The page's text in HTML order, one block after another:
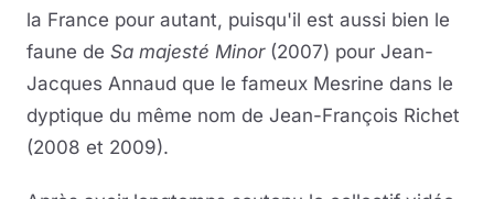
la France pour autant, puisqu'il est aussi bien le
faune de Sa majesté Minor(2007) pour Jean-
Jacques Annaud que le fameux Mesrine dans le
dyptique du même nom de Jean-François Richet
(2008 et 2009).